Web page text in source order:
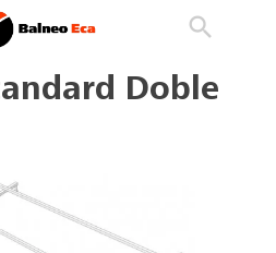
search
Doble